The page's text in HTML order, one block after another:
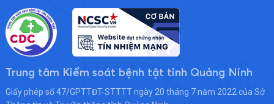
Trung tâm Kiểm soát bệnh tật tỉnh Quảng Ninh
Giấy phép số 47/GPTTĐT-STTTT ngày 20 tháng 7 năm 2022 của Sở